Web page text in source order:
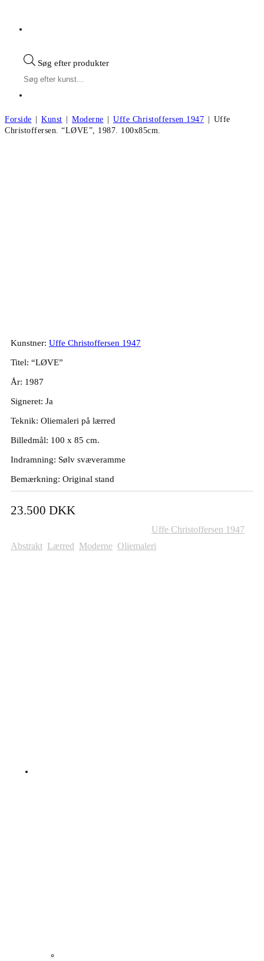
Søg efter produkter
Forside | Kunst | Moderne | Uffe Christoffersen 1947 | Uffe
Christoffersen. “LØVE”, 1987. 100x85cm.
Kunstner: Uffe Christoffersen 1947
Titel: “LØVE”
År: 1987
Signeret: Ja
Teknik: Oliemaleri på lærred
Billedmål: 100 x 85 cm.
Indramning: Sølv svæveramme
Bemærkning: Original stand
23.500 DKK
Uffe Christoffersen 1947
Abstrakt Lærred Moderne Oliemaleri